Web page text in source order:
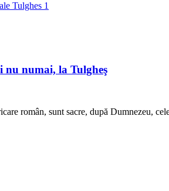
nu numai, la Tulgheş
român, sunt sacre, după Dumnezeu,